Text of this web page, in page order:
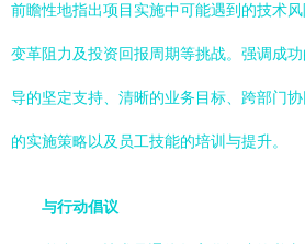
前瞻性地指出项目实施中可能遇到的技术
变革阻力及投资回报周期等挑战。强调成
导的坚定支持、清晰的业务目标、跨部门
的实施策略以及员工技能的培训与提升。
与行动倡议